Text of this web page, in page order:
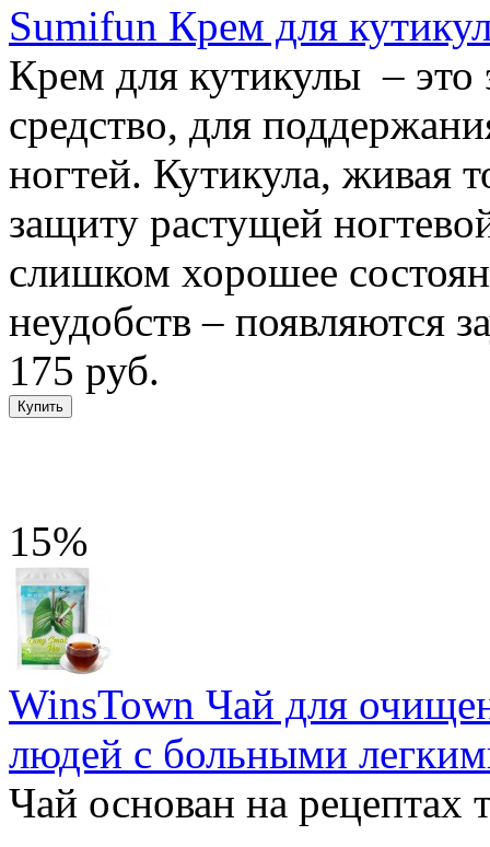
Sumifun Крем для
Крем для кутикулы –
средство, для
ногтей. Кутикула, живая
защиту растущей
слишком хорошее
неудобств – появляются
175 руб.
15%
WinsTown Чай для
людей с больными
Чай основан на